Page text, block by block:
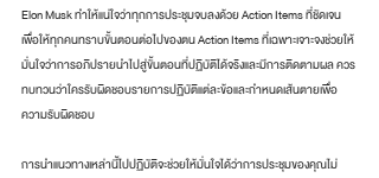
Elon Musk ทำให้แน่ใจว่าทุกการประชุมจบลงด้วย Action Items ที่ชัดเจน
เพื่อให้ทุกคนทราบขั้นตอนต่อไปของตน Action Items ที่เฉพาะเจาะจงช่วยให้
มั่นใจว่าการอภิปรายนำไปสู่ขั้นตอนที่ปฏิบัติได้จริงและมีการติดตามผล ควร
ทบทวนว่าใครรับผิดชอบรายการปฏิบัติแต่ละข้อและกำหนดเส้นตายเพื่อ
ความรับผิดชอบ
การนำแนวทางเหล่านี้ไปปฏิบัติจะช่วยให้มั่นใจได้ว่าการประชุมของคุณไม่